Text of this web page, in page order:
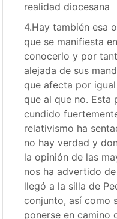
realidad diocesana
4.Hay también esa
que se manifiesta
conocerlo y por
alejada de sus
que afecta por
que al que no. Esta
cundido
relativismo ha
no hay verdad y
la opinión de las
nos ha advertido
llegó a la silla de
conjunto, así como
ponerse en camino